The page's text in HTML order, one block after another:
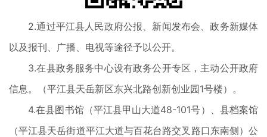
2.通过平江县人民政府公报、新闻发布会、政务新媒体
以及报刊、广播、电视等途径予以公开。
3.在县政务服务中心设有政务公开专区，主动公开政府
信息。（平江县天岳新区东兴北路创新创业园1号楼）。
4.在县图书馆（平江县甲山大道48-101号）、县档案馆
（平江县天岳街道平江大道与百花台路交叉路口东南侧）公